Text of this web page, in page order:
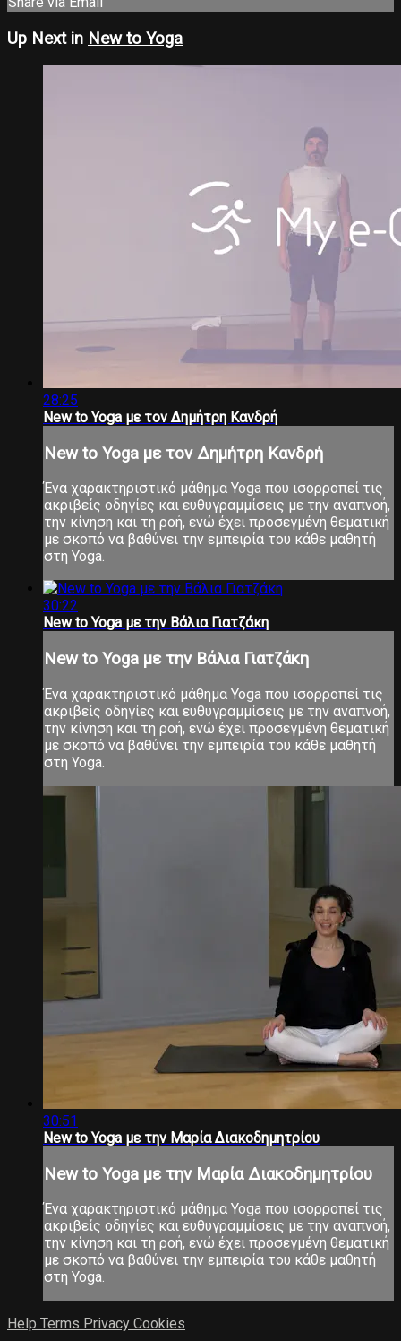
Up Next in New to Yoga
28:25
New to Yoga με τον Δημήτρη Κανδρή
New to Yoga με τον Δημήτρη Κανδρή
Ένα χαρακτηριστικό μάθημα Yoga που ισορροπεί τις
ακριβείς οδηγίες και ευθυγραμμίσεις με την αναπνοή,
την κίνηση και τη ροή, ενώ έχει προσεγμένη θεματική
με σκοπό να βαθύνει την εμπειρία του κάθε μαθητή
στη Yoga.
30:22
New to Yoga με την Βάλια Γιατζάκη
New to Yoga με την Βάλια Γιατζάκη
Ένα χαρακτηριστικό μάθημα Yoga που ισορροπεί τις
ακριβείς οδηγίες και ευθυγραμμίσεις με την αναπνοή,
την κίνηση και τη ροή, ενώ έχει προσεγμένη θεματική
με σκοπό να βαθύνει την εμπειρία του κάθε μαθητή
στη Yoga.
30:51
New to Yoga με την Μαρία Διακοδημητρίου
New to Yoga με την Μαρία Διακοδημητρίου
Ένα χαρακτηριστικό μάθημα Yoga που ισορροπεί τις
ακριβείς οδηγίες και ευθυγραμμίσεις με την αναπνοή,
την κίνηση και τη ροή, ενώ έχει προσεγμένη θεματική
με σκοπό να βαθύνει την εμπειρία του κάθε μαθητή
στη Yoga.
Help Terms Privacy Cookies